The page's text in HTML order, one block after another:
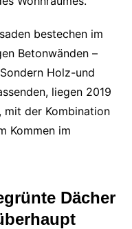
bestechen im
Betonwänden –
Holz-und
liegen 2019
mit der Kombination
Kommen im
Dächer